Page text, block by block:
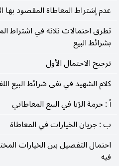
عدم إشتراط المعاطاة المقصود بها
تطرق احتمالات ثلاثة في اشتراط
بشرائط البيع
ترجيح الاحتمال الأول
كلام الشهيد في نفي شرائط البيع
أ : حرمة الرّيا في البيع المعاطاتي
ب : جريان الخيارات في المعاطاة
احتمال التفصيل بين الخيارات
فيه